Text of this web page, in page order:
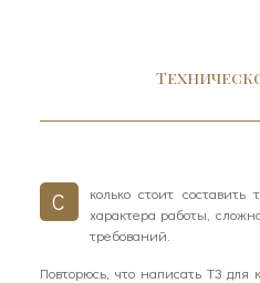
С
колько стоит
характера работы,
требований.
Повторюсь, что написать ТЗ